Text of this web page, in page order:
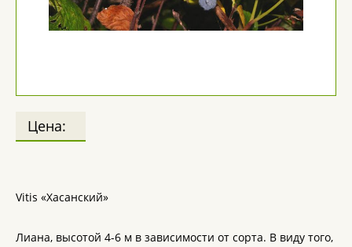
Цена:
Vitis «Хасанский»
Лиана, высотой 4-6 м в зависимости от сорта. В виду того,